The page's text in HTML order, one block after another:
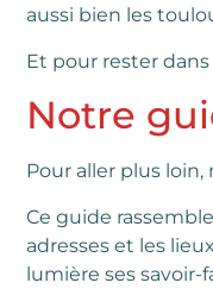
aussi bien les
Et pour rester
Notre
Pour aller plus loin,
Ce guide
adresses et les
lumière ses